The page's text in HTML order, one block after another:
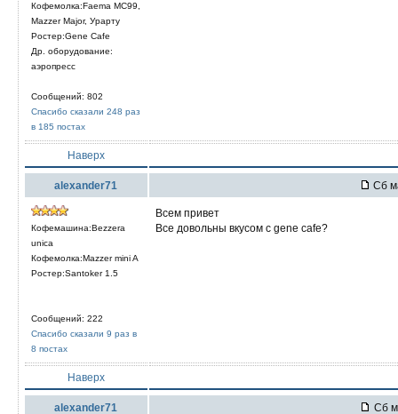
Кофемолка:Faema MC99,
Mazzer Major, Урарту
Ростер:Gene Cafe
Др. оборудование:
аэропресс
Сообщений: 802
Спасибо сказали 248 раз
в 185 постах
Наверх
alexander71 Сб
Кофемашина:Bezzera
unica
Кофемолка:Mazzer mini A
Ростер:Santoker 1.5
Сообщений: 222
Спасибо сказали 9 раз в
8 постах
Всем привет
Все довольны вкусом с gene cafe?
Наверх
alexander71 Сб